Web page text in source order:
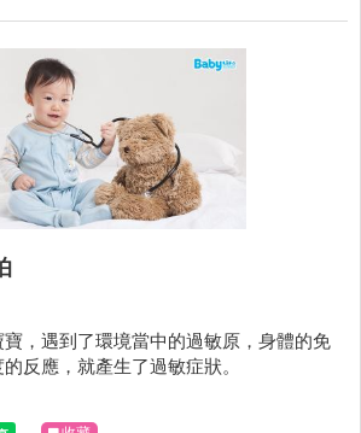
，遇到了環境當中的過敏原，身體的免
反應，就產生了過敏症狀。